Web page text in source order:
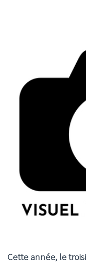
Cette année, le